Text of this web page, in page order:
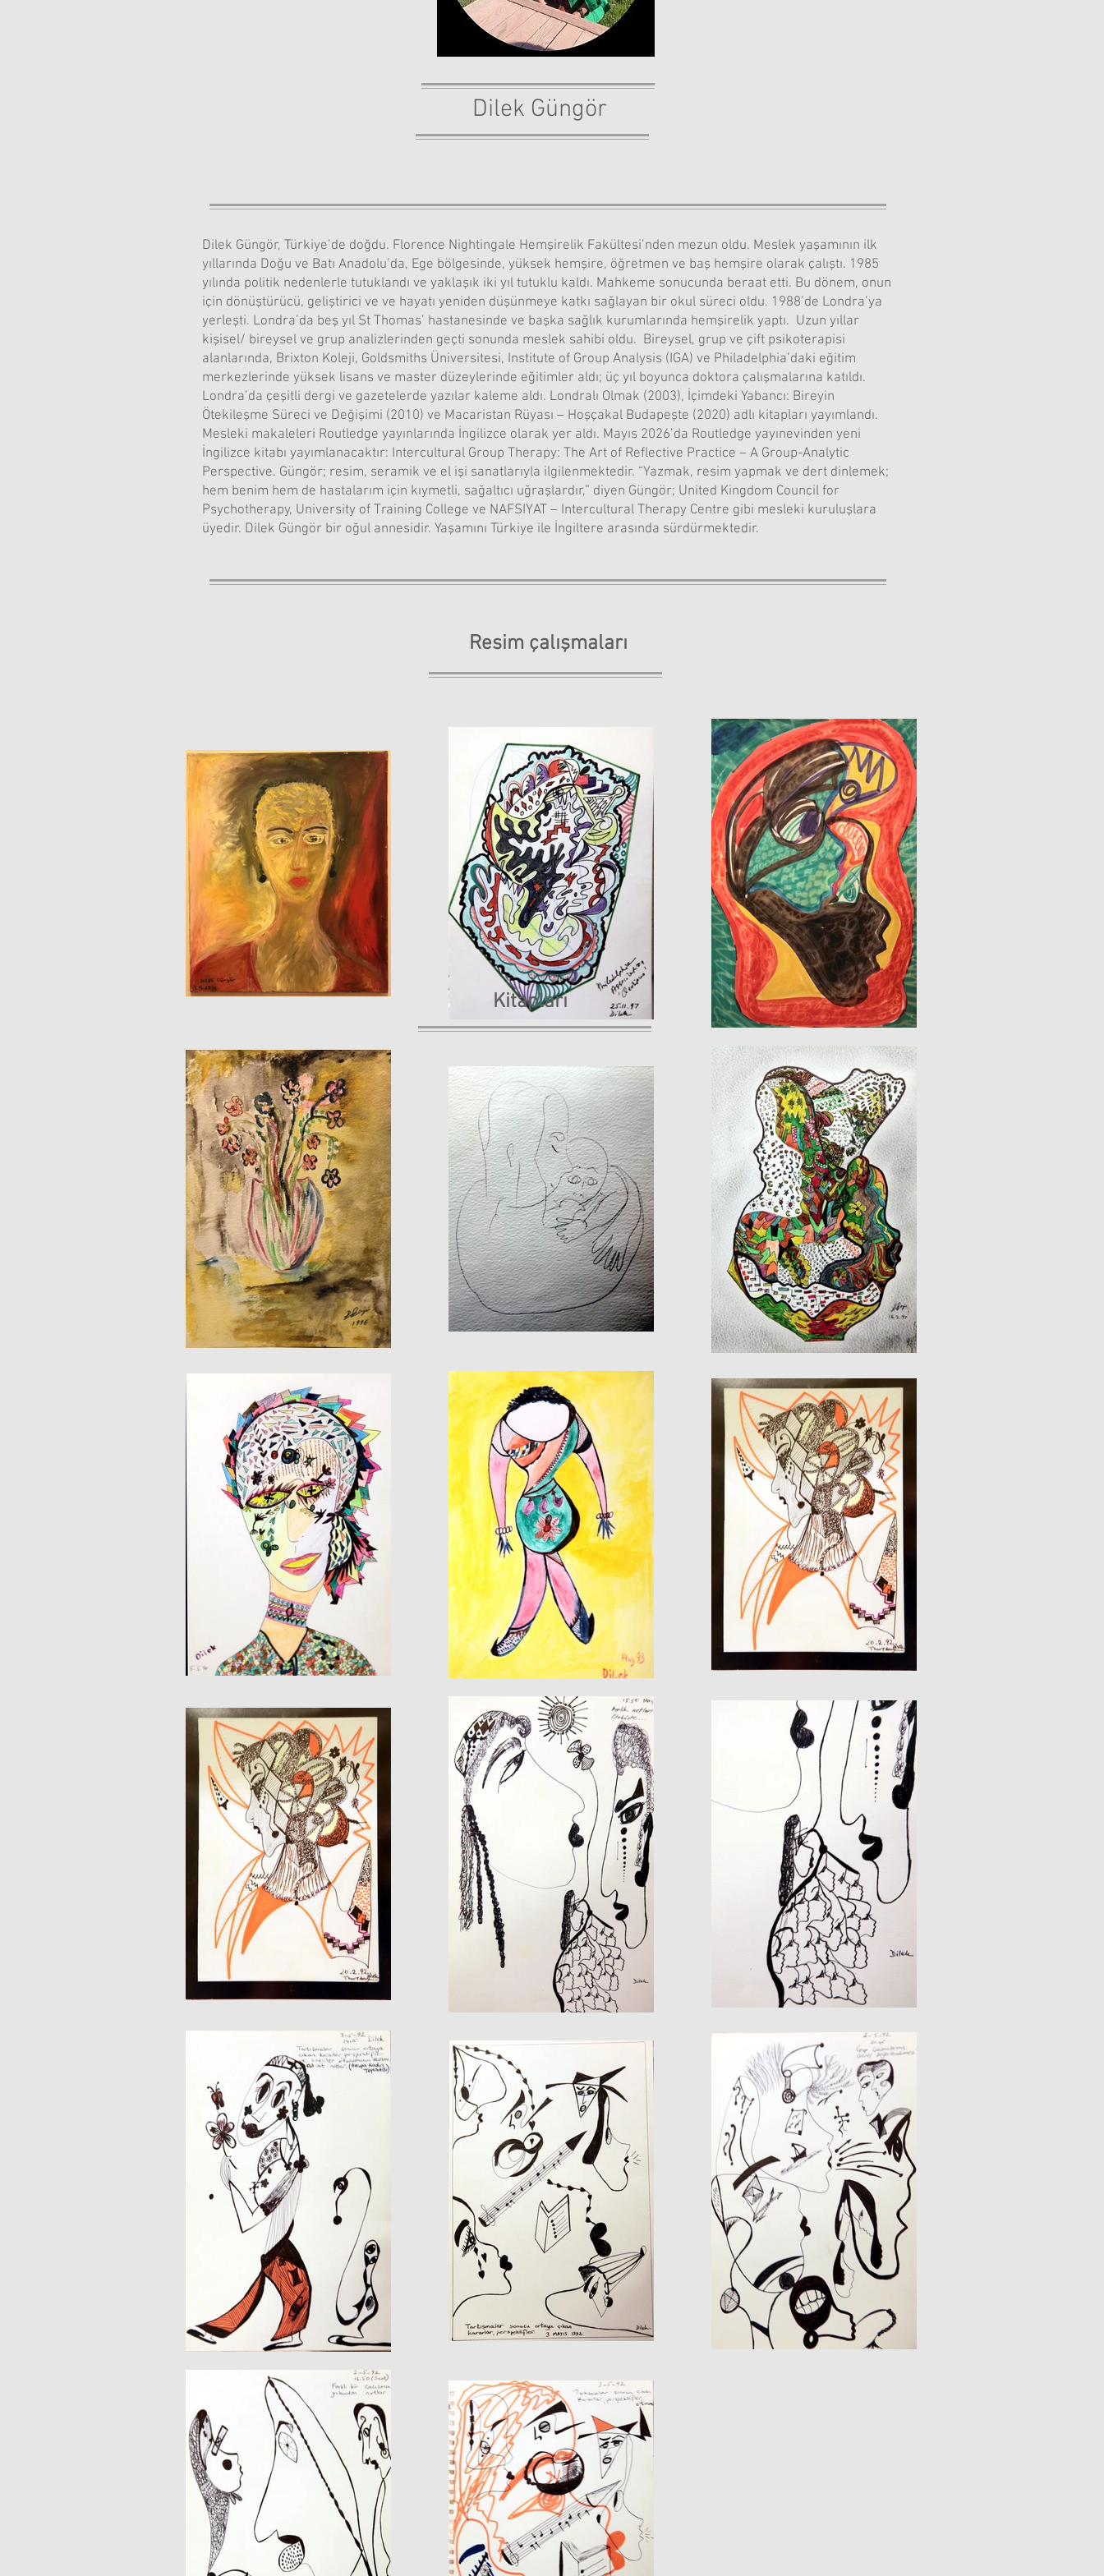
Dilek Güngör
Dilek Güngör, Türkiye’de doğdu. Florence Nightingale Hemşirelik Fakültesi’nden mezun oldu. Meslek yaşamının ilk
yıllarında Doğu ve Batı Anadolu’da, Ege bölgesinde, yüksek hemşire, öğretmen ve baş hemşire olarak çalıştı. 1985
yılında politik nedenlerle tutuklandı ve yaklaşık iki yıl tutuklu kaldı. Mahkeme sonucunda beraat etti. Bu dönem, onun
için dönüştürücü, geliştirici ve ve hayatı yeniden düşünmeye katkı sağlayan bir okul süreci oldu. 1988’de Londra’ya
yerleşti. Londra’da beş yıl St Thomas’ hastanesinde ve başka sağlık kurumlarında hemşirelik yaptı. Uzun yıllar
kişisel/ bireysel ve grup analizlerinden geçti sonunda meslek sahibi oldu. Bireysel, grup ve çift psikoterapisi
alanlarında, Brixton Koleji, Goldsmiths Üniversitesi, Institute of Group Analysis (IGA) ve Philadelphia’daki eğitim
merkezlerinde yüksek lisans ve master düzeylerinde eğitimler aldı; üç yıl boyunca doktora çalışmalarına katıldı.
Londra’da çeşitli dergi ve gazetelerde yazılar kaleme aldı. Londralı Olmak (2003), İçimdeki Yabancı: Bireyin
Ötekileşme Süreci ve Değişimi (2010) ve Macaristan Rüyası – Hoşçakal Budapeşte (2020) adlı kitapları yayımlandı.
Mesleki makaleleri Routledge yayınlarında İngilizce olarak yer aldı. Mayıs 2026’da Routledge yayınevinden yeni
İngilizce kitabı yayımlanacaktır: Intercultural Group Therapy: The Art of Reflective Practice – A Group-Analytic
Perspective. Güngör; resim, seramik ve el işi sanatlarıyla ilgilenmektedir. “Yazmak, resim yapmak ve dert dinlemek;
hem benim hem de hastalarım için kıymetli, sağaltıcı uğraşlardır,” diyen Güngör; United Kingdom Council for
Psychotherapy, University of Training College ve NAFSIYAT – Intercultural Therapy Centre gibi mesleki kuruluşlara
üyedir. Dilek Güngör bir oğul annesidir. Yaşamını Türkiye ile İngiltere arasında sürdürmektedir.
Resim çalışmaları
Kitapları